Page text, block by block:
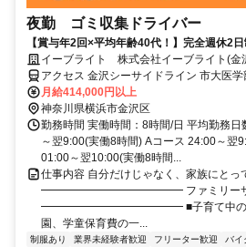
夜勤 ゴミ収集ドライバー
【賞与年2回×平均年齢40代！】完全週休2
許さえあれば安定収入が手に入る。
イーブライト 株式会社イーブライト(金
アクセス 金沢シーサイドライン 市大医学
ドライン 福浦出口4徒歩約11分、金沢シ
ンター徒歩約19分 福浦駅★車通勤可(無料
福浦駅、市大医学部駅、産業復興センタ
月給414,000円以上
神奈川県横浜市金沢区
勤務時間 実働時間：8時間/日 平均勤務
～翌9:00(実働8時間) Aコース 24:00～翌
01:00～翌10:00(実働8時間...
仕事内容 自分だけじゃなく、家族にとっ
━━━━━━━━━━━━━ ファミリーサ
━━━━━━━━━━━━━ ■子育て中の主
園、学童保育費の一...
制服あり 業界未経験者歓迎 フリーター歓迎 バイ